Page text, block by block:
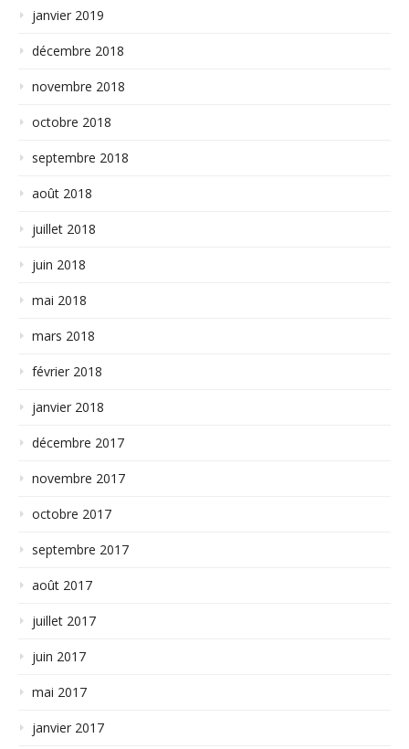
janvier 2019
décembre 2018
novembre 2018
octobre 2018
septembre 2018
août 2018
juillet 2018
juin 2018
mai 2018
mars 2018
février 2018
janvier 2018
décembre 2017
novembre 2017
octobre 2017
septembre 2017
août 2017
juillet 2017
juin 2017
mai 2017
janvier 2017